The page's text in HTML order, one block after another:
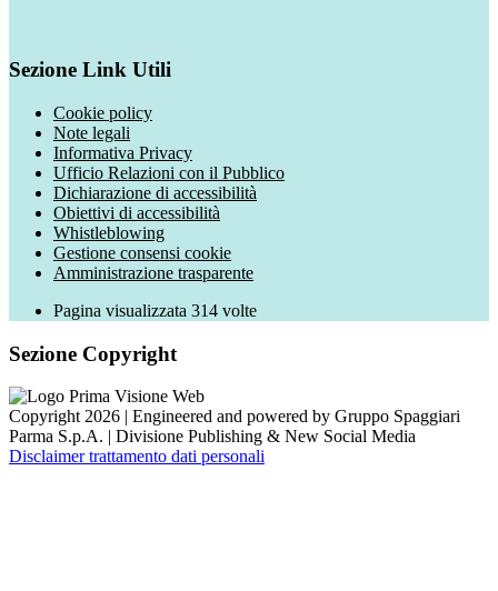
Sezione Link Utili
Cookie policy
Note legali
Informativa Privacy
Ufficio Relazioni con il Pubblico
Dichiarazione di accessibilità
Obiettivi di accessibilità
Whistleblowing
Gestione consensi cookie
Amministrazione trasparente
Pagina visualizzata 314 volte
Sezione Copyright
Copyright 2026 | Engineered and powered by Gruppo Spaggiari
Parma S.p.A. | Divisione Publishing & New Social Media
Disclaimer trattamento dati personali